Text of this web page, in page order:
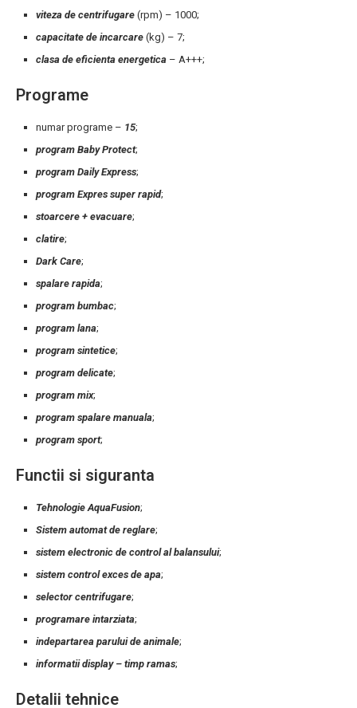
viteza de centrifugare (rpm) – 1000;
capacitate de incarcare (kg) – 7;
clasa de eficienta energetica – A+++;
Programe
numar programe – 15;
program Baby Protect;
program Daily Express;
program Expres super rapid;
stoarcere + evacuare;
clatire;
Dark Care;
spalare rapida;
program bumbac;
program lana;
program sintetice;
program delicate;
program mix;
program spalare manuala;
program sport;
Functii si siguranta
Tehnologie AquaFusion;
Sistem automat de reglare;
sistem electronic de control al balansului;
sistem control exces de apa;
selector centrifugare;
programare intarziata;
indepartarea parului de animale;
informatii display – timp ramas;
Detalii tehnice